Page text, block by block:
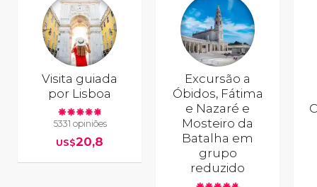
Visita guiada
por Lisboa
5331 opiniões
US$20,8
Excursão a
Óbidos, Fátima
e Nazaré e
Mosteiro da
Batalha em
grupo
reduzido